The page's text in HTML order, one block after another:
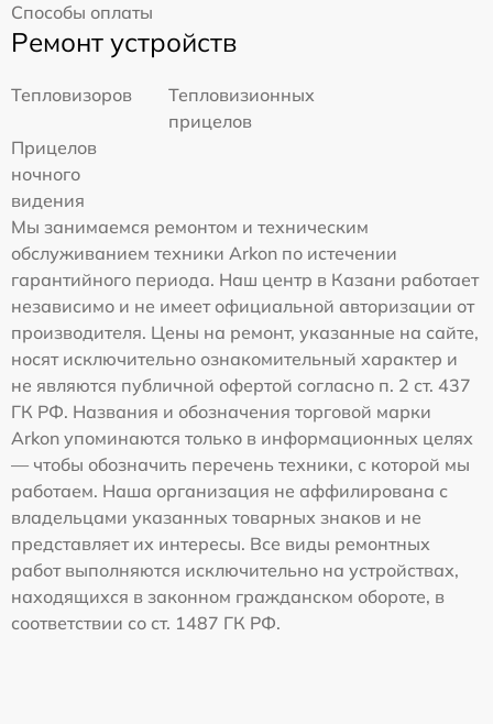
Способы оплаты
Ремонт устройств
Тепловизоров
Тепловизионных
прицелов
Прицелов
ночного
видения
Мы занимаемся ремонтом и техническим
обслуживанием техники Arkon по истечении
гарантийного периода. Наш центр в Казани работает
независимо и не имеет официальной авторизации от
производителя. Цены на ремонт, указанные на сайте,
носят исключительно ознакомительный характер и
не являются публичной офертой согласно п. 2 ст. 437
ГК РФ. Названия и обозначения торговой марки
Arkon упоминаются только в информационных целях
— чтобы обозначить перечень техники, с которой мы
работаем. Наша организация не аффилирована с
владельцами указанных товарных знаков и не
представляет их интересы. Все виды ремонтных
работ выполняются исключительно на устройствах,
находящихся в законном гражданском обороте, в
соответствии со ст. 1487 ГК РФ.